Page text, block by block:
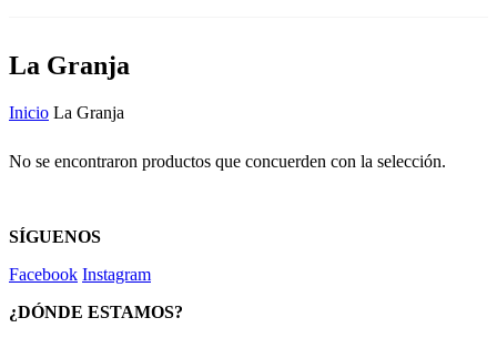
La Granja
Inicio La Granja
No se encontraron productos que concuerden con la selección.
SÍGUENOS
Facebook Instagram
¿DÓNDE ESTAMOS?